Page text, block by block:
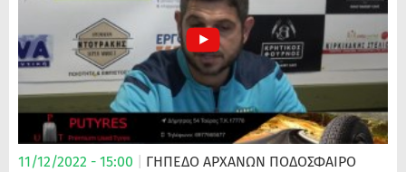
11/12/2022 - 15:00 ΓΗΠΕΔΟ ΑΡΧΑΝΩΝ ΠΟΔΌΣΦΑΙΡΟ